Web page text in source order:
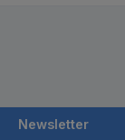
Newsletter